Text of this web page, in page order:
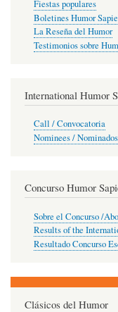
Fiestas populares
Boletines Humor
La Reseña del Humor
Testimonios sobre
International Humor
Call / Convocatoria
Nominees / Nominados
Concurso Humor
Sobre el Concurso /
Results of the
Resultado Concurso
Clásicos del Humor